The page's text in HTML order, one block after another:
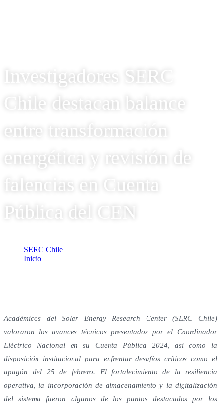
Investigadores SERC
Chile destacan balance
entre transformación
energética y revisión de
falencias en Cuenta
Pública del CEN
SERC Chile
Inicio
Académicos del Solar Energy Research Center (SERC Chile)
valoraron los avances técnicos presentados por el Coordinador
Eléctrico Nacional en su Cuenta Pública 2024, así como la
disposición institucional para enfrentar desafíos críticos como el
apagón del 25 de febrero. El fortalecimiento de la resiliencia
operativa, la incorporación de almacenamiento y la digitalización
del sistema fueron algunos de los puntos destacados por los